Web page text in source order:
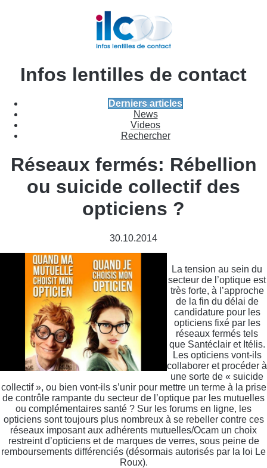
Infos lentilles de contact
Derniers articles
News
Videos
Rechercher
Réseaux fermés: Rébellion
ou suicide collectif des
opticiens ?
30.10.2014
La tension au sein du
secteur de l’optique est
très forte, à l’approche
de la fin du délai de
candidature pour les
opticiens fixé par les
réseaux fermés tels
que Santéclair et Itélis.
Les opticiens vont-ils
collaborer et procéder à
une sorte de « suicide
collectif », ou bien vont-ils s’unir pour mettre un terme à la prise
de contrôle rampante du secteur de l’optique par les mutuelles
ou complémentaires santé ? Sur les forums en ligne, les
opticiens sont toujours plus nombreux à se rebeller contre ces
réseaux imposant aux adhérents mutuelles/Ocam un choix
restreint d’opticiens et de marques de verres, sous peine de
remboursements différenciés (désormais autorisés par la loi Le
Roux).